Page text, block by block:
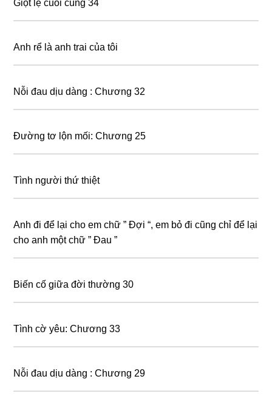
Giọt lệ cuối cùng 34
Anh rể là anh trai của tôi
Nỗi đau dịu dàng : Chương 32
Đường tơ lộn mối: Chương 25
Tình người thứ thiệt
Anh đi để lại cho em chữ ” Đợi “, em bỏ đi cũng chỉ để lại
cho anh một chữ ” Đau ”
Biến cố giữa đời thường 30
Tình cờ yêu: Chương 33
Nỗi đau dịu dàng : Chương 29